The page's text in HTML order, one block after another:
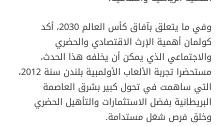
وفي ما يتعلق بآفاق كأس العالم 2030، أكد
كولمان أهمية الإرث الاقتصادي والحضري
والاجتماعي الذي يمكن أن يخلفه هذا الحدث،
مستحضرا تجربة الألعاب الأولمبية بلندن سنة 2012،
التي ساهمت في تحول كبير بشرق العاصمة
البريطانية بفضل الاستثمارات والتأهيل الحضري
وخلق فرص شغل مستدامة.